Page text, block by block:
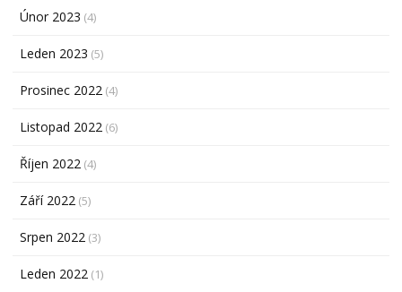
Únor 2023 (4)
Leden 2023 (5)
Prosinec 2022 (4)
Listopad 2022 (6)
Říjen 2022 (4)
Září 2022 (5)
Srpen 2022 (3)
Leden 2022 (1)